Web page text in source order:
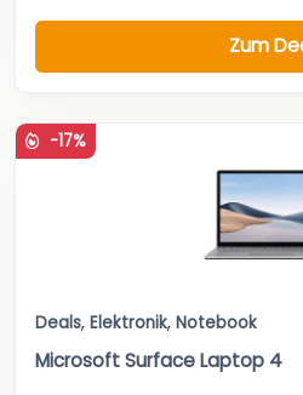
Zum
-17%
Deals, Elektronik, Notebook
Microsoft Surface Laptop 4